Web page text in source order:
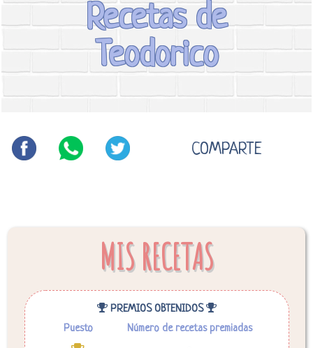
Recetas de
Teodorico
COMPARTE
MIS RECETAS
PREMIOS OBTENIDOS
Puesto
Número de recetas premiadas